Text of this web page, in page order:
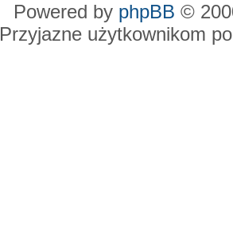
Powered by phpBB ©
Przyjazne użytkownikom